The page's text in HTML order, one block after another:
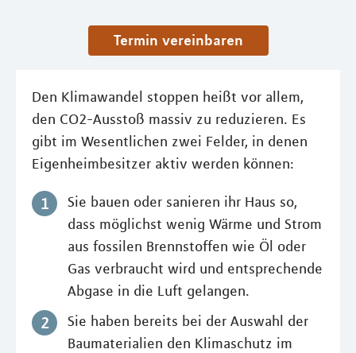
Termin vereinbaren
Den Klimawandel stoppen heißt vor allem,
den CO2-Ausstoß massiv zu reduzieren. Es
gibt im Wesentlichen zwei Felder, in denen
Eigenheimbesitzer aktiv werden können:
Sie bauen oder sanieren ihr Haus so,
dass möglichst wenig Wärme und Strom
aus fossilen Brennstoffen wie Öl oder
Gas verbraucht wird und entsprechende
Abgase in die Luft gelangen.
Sie haben bereits bei der Auswahl der
Baumaterialien den Klimaschutz im